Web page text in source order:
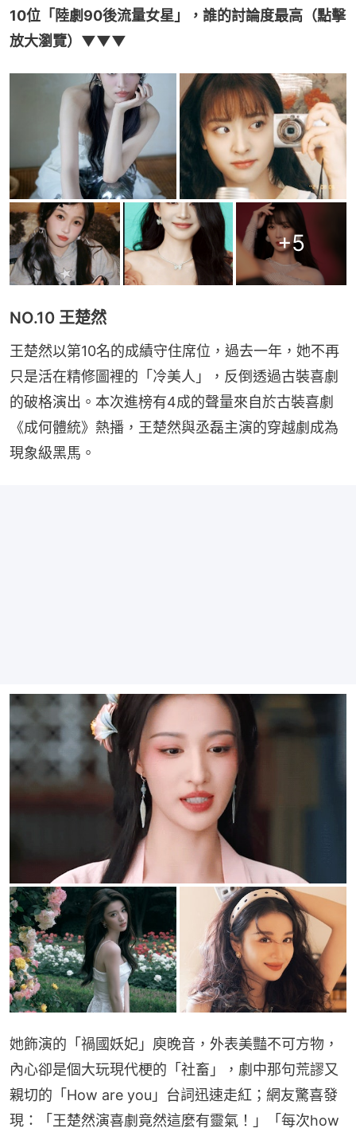
10位「陸劇90後流量女星」，誰的討論度最高（點擊
放大瀏覽）▼▼▼
+5
NO.10 王楚然
王楚然以第10名的成績守住席位，過去一年，她不再
只是活在精修圖裡的「冷美人」，反倒透過古裝喜劇
的破格演出。本次進榜有4成的聲量來自於古裝喜劇
《成何體統》熱播，王楚然與丞磊主演的穿越劇成為
現象級黑馬。
她飾演的「禍國妖妃」庾晚音，外表美豔不可方物，
內心卻是個大玩現代梗的「社畜」，劇中那句荒謬又
親切的「How are you」台詞迅速走紅；網友驚喜發
現：「王楚然演喜劇竟然這麼有靈氣！」「每次how